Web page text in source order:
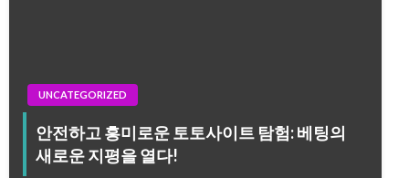
UNCATEGORIZED
안전하고 흥미로운 토토사이트 탐험: 베팅의
새로운 지평을 열다!